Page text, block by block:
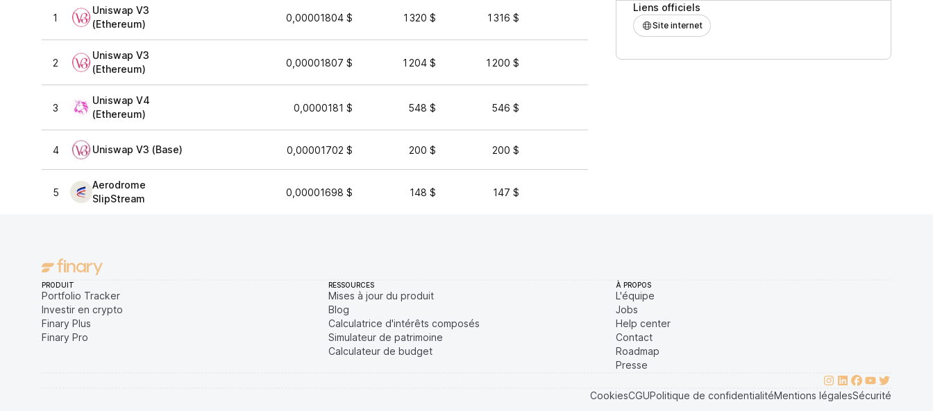
Liens officiels
Site internet
1
Uniswap V3
(Ethereum)
0,00001804 $ 1 320 $ 1 316 $ 51,72 %
2
Uniswap V3
(Ethereum)
0,00001807 $ 1 204 $ 1 200 $ 160 $ 27,85 % Récemment
3
Uniswap V4
(Ethereum)
0,0000181 $ 548 $ 546 $
4 Uniswap V3 (Base) 0,00001702 $ 200 $ 200 $
5
Aerodrome
SlipStream
0,00001698 $ 148 $ 147 $
PRODUIT
Portfolio Tracker
Investir en crypto
Finary Plus
Finary Pro
RESSOURCES
Mises à jour du produit
Blog
Calculatrice d'intérêts composés
Simulateur de patrimoine
Calculateur de budget
À PROPOS
L'équipe
Jobs
Help center
Contact
Roadmap
Presse
CookiesCGUPolitique de confidentialitéMentions légalesSécurité